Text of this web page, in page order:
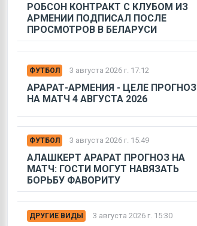
РОБСОН КОНТРАКТ С КЛУБОМ ИЗ
АРМЕНИИ ПОДПИСАЛ ПОСЛЕ
ПРОСМОТРОВ В БЕЛАРУСИ
ФУТБОЛ 3 августа 2026 г. 17:12
АРАРАТ-АРМЕНИЯ - ЦЕЛЕ ПРОГНОЗ
НА МАТЧ 4 АВГУСТА 2026
ФУТБОЛ 3 августа 2026 г. 15:49
АЛАШКЕРТ АРАРАТ ПРОГНОЗ НА
МАТЧ: ГОСТИ МОГУТ НАВЯЗАТЬ
БОРЬБУ ФАВОРИТУ
ДРУГИЕ ВИДЫ 3 августа 2026 г. 15:30